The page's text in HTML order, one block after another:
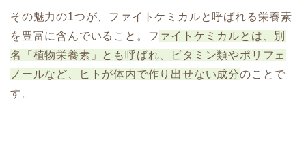
その魅力の1つが、ファイトケミカルと呼ばれる栄養素
を豊富に含んでいること。フ ァイトケミカルとは、別
名「植物栄養素」とも呼ばれ、ビタミン類やポリフェ
ノールなど、ヒトが体内で作り出せない成分のことで
す。